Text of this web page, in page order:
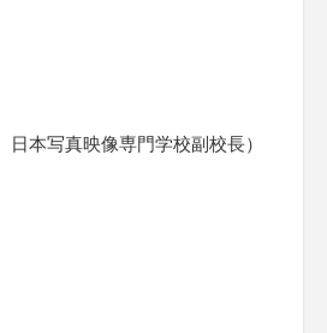
日本写真映像専門学校副校長）